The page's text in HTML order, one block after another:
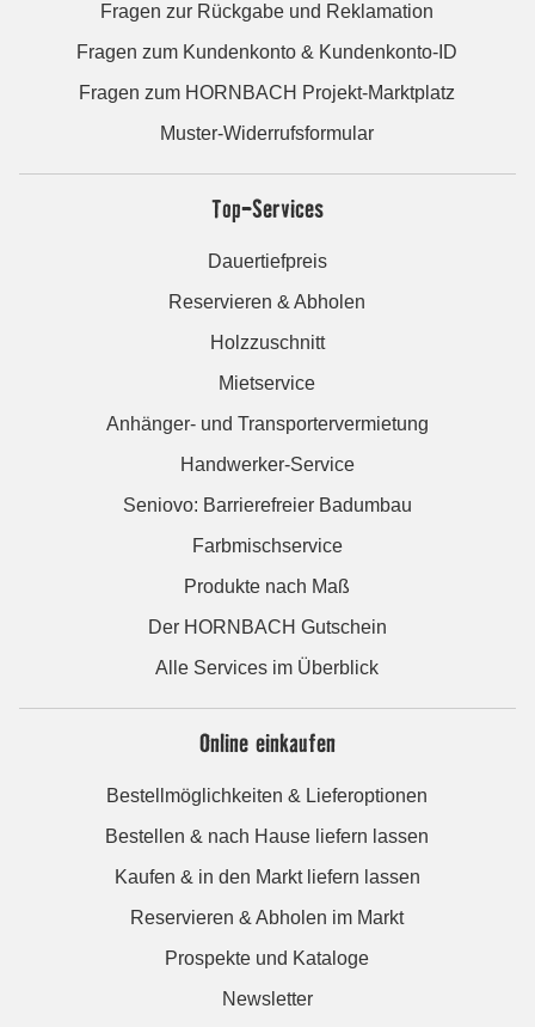
Fragen zur Rückgabe und Reklamation
Fragen zum Kundenkonto & Kundenkonto-ID
Fragen zum HORNBACH Projekt-Marktplatz
Muster-Widerrufsformular
Top-Services
Dauertiefpreis
Reservieren & Abholen
Holzzuschnitt
Mietservice
Anhänger- und Transportervermietung
Handwerker-Service
Seniovo: Barrierefreier Badumbau
Farbmischservice
Produkte nach Maß
Der HORNBACH Gutschein
Alle Services im Überblick
Online einkaufen
Bestellmöglichkeiten & Lieferoptionen
Bestellen & nach Hause liefern lassen
Kaufen & in den Markt liefern lassen
Reservieren & Abholen im Markt
Prospekte und Kataloge
Newsletter